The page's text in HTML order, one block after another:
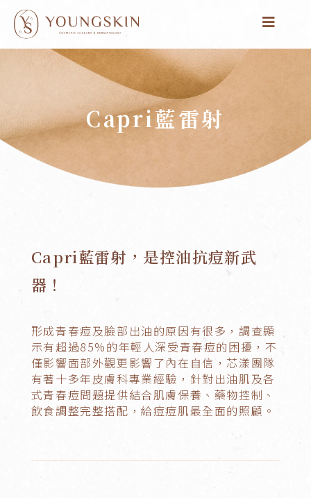
Capri藍雷射
Capri藍雷射，是控油抗痘新武
器！
形成青春痘及臉部出油的原因有很多，調查顯
示有超過85%的年輕人深受青春痘的困擾，不
僅影響面部外觀更影響了內在自信，芯漾團隊
有著十多年皮膚科專業經驗，針對出油肌及各
式青春痘問題提供結合肌膚保養、藥物控制、
飲食調整完整搭配，給痘痘肌最全面的照顧。